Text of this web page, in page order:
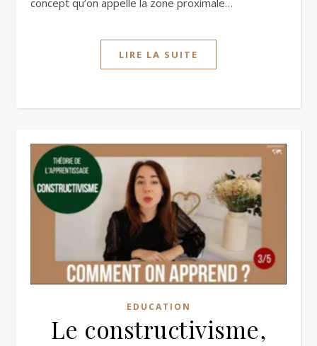
LIRE LA SUITE
EDUCATION
Le constructivisme,